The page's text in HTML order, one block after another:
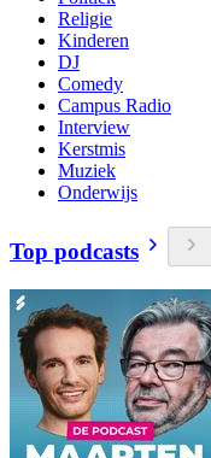
Religie
Kinderen
DJ
Comedy
Campus Radio
Interview
Kerstmis
Muziek
Onderwijs
Top podcasts